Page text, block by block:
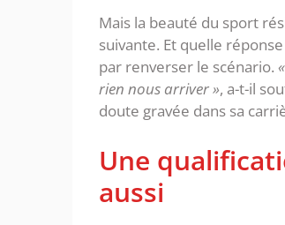
Mais la beauté du sport
suivante. ‎Et quelle
par renverser le scénario.
rien nous arriver », a-t-il
doute gravée dans sa
‎Une
aussi